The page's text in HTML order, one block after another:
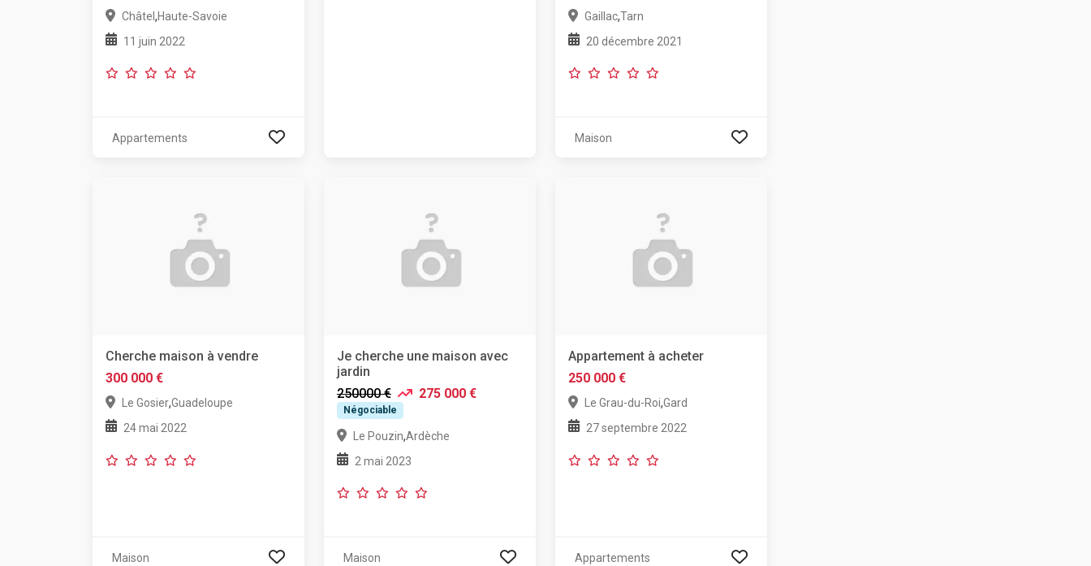
Châtel ,Haute-Savoie
11 juin 2022
Appartements
Gaillac,Tarn
20 décembre 2021
Maison
Cherche maison à vendre
300 000 €
Le Gosier,Guadeloupe
24 mai 2022
Maison
Je cherche une maison avec
jardin
250000 €
275 000 €
Négociable
Le Pouzin,Ardèche
2 mai 2023
Maison
Appartement à acheter
250 000 €
Le Grau-du-Roi,Gard
27 septembre 2022
Appartements